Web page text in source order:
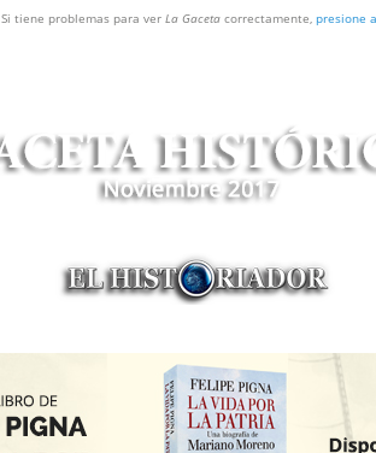
Si tiene problemas para ver La Gaceta correctamente, presione